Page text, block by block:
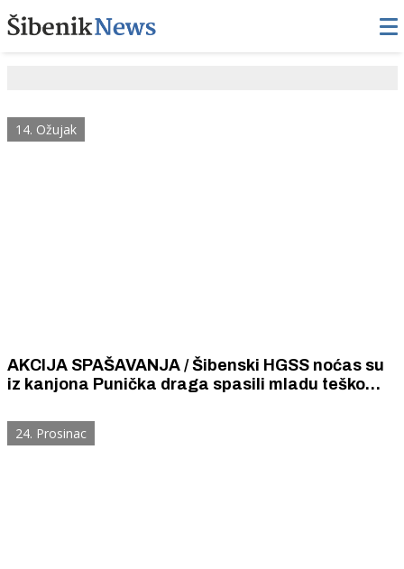
14. Ožujak
AKCIJA SPAŠAVANJA / Šibenski HGSS noćas su
iz kanjona Punička draga spasili mladu teško
24. Prosinac